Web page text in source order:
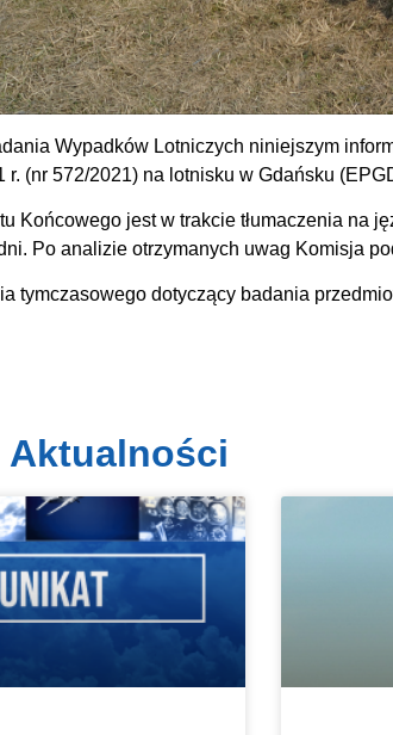
Wypadków Lotniczych niniejszym
r. (nr 572/2021) na lotnisku w Gdańsku
Końcowego jest w trakcie tłumaczenia na
Po analizie otrzymanych uwag Komisja
tymczasowego dotyczący badania
Aktualności